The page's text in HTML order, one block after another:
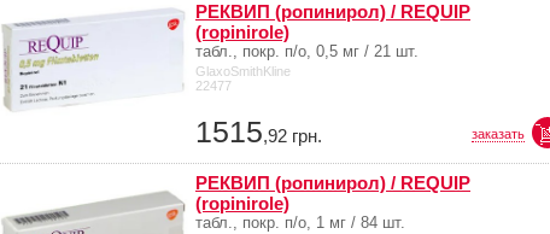
РЕКВИП (ропинирол) / REQUIP
(ropinirole)
табл., покр. п/о, 0,5 мг / 21 шт.
GlaxoSmithKline
22477
1515,92 грн. заказать
РЕКВИП (ропинирол) / REQUIP
(ropinirole)
табл., покр. п/о, 1 мг / 84 шт.